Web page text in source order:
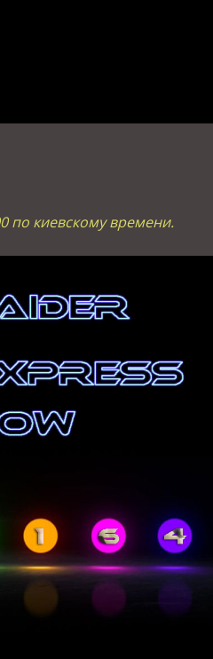
по киевскому времени.